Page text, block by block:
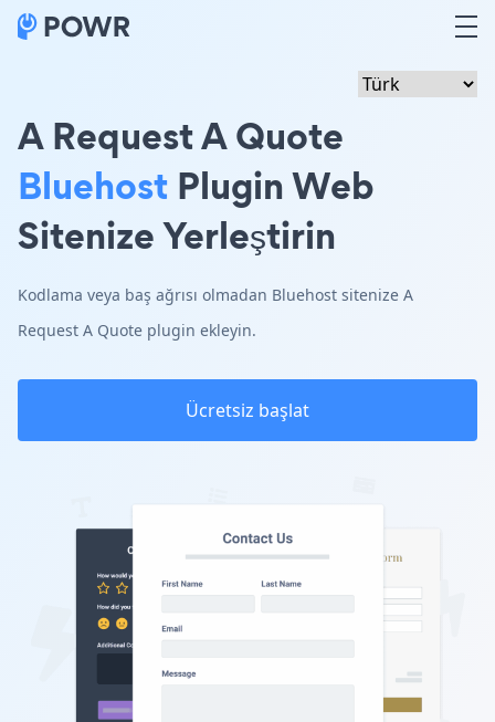
A Request A Quote
Bluehost Plugin Web
Sitenize Yerleştirin
Kodlama veya baş ağrısı olmadan Bluehost sitenize A
Request A Quote plugin ekleyin.
Ücretsiz başlat